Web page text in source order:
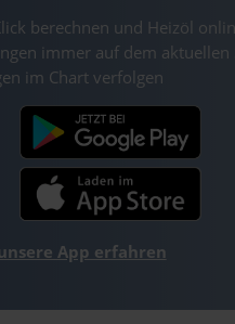
berechnen und Heizöl
immer auf dem aktuellen
im Chart verfolgen
App erfahren